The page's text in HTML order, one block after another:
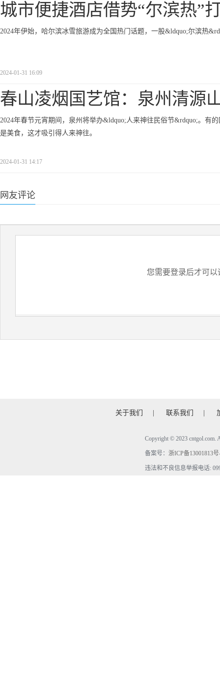
城市便捷酒店借势“尔滨热”
2024年伊始，哈尔滨冰雪旅游成为全国热门话题，一股&ldquo;尔滨热
2024-01-31 16:09
春山凌烟国艺馆：泉州清源
2024年春节元宵期间，泉州将举办&ldquo;人来神往民俗节&rdquo;。有
是美食，这才吸引得人来神往。
2024-01-31 14:17
网友评论
您需要登录后才可以
关于我们 联系我们
Copyright © 2023
备案号： 浙ICP备13001813
违法和不良信息举报电话: